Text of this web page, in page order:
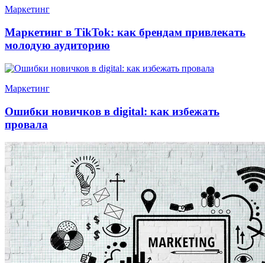
Маркетинг
Маркетинг в TikTok: как брендам привлекать
молодую аудиторию
Маркетинг
Ошибки новичков в digital: как избежать
провала